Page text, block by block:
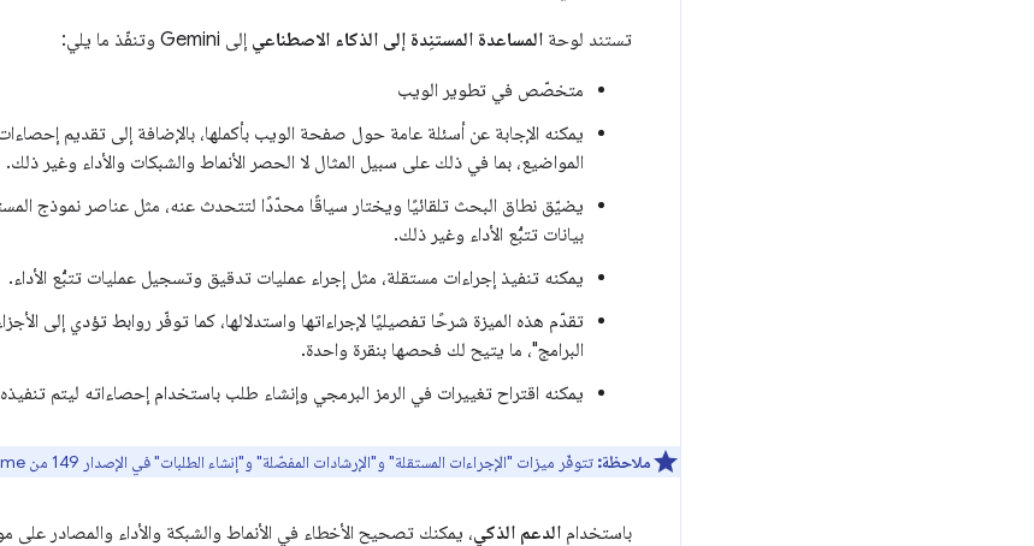
تستند لوحة المساعدة المستنِدة إلى الذكاء الاصطناعي إلى Gemini وتنفّذ ما يلي:
متخصّص في تطوير الويب
يمكنه الإجابة عن أسئلة عامة حول صفحة الويب بأكملها، بالإضافة إلى تقديم
المواضيع، بما في ذلك على سبيل المثال لا الحصر الأنماط والشبكات والأداء وغير ذلك.
بيانات تتبُّع الأداء وغير ذلك.
يمكنه تنفيذ إجراءات مستقلة، مثل إجراء عمليات تدقيق وتسجيل عمليات تتبُّع الأداء.
تقدّم هذه الميزة شرحًا تفصيليًا لإجراءاتها واستدلالها، كما توفّر روابط تؤدي إلى
البرامج"، ما يتيح لك فحصها بنقرة واحدة.
يمكنه اقتراح تغييرات في الرمز البرمجي وإنشاء طلب باستخدام إحصاءاته ليتم
ملاحظة: تتوفّر ميزات "الإجراءات المستقلة" و"الإرشادات المفصّلة" و"إنشاء الطلبات" في الإصدار 149 من Chrome والإصدارات الأحدث.
باستخدام الدعم الذكي، يمكنك تصحيح الأخطاء في الأنماط والشبكة والأداء والمصادر على